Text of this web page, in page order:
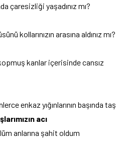
çaresizliği yaşadınız mı?
kollarınızın arasına aldınız mı?
kanlar içerisinde cansız
enkaz yığınlarının başında taş
acı
anlarına şahit oldum